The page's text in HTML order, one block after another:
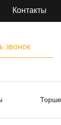
Контакты
звонок